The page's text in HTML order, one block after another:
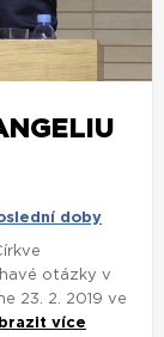
doby
otázky v
23. 2. 2019 ve
více